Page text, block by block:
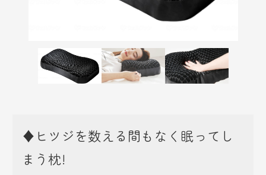
♦ヒツジを数える間もなく眠ってし
まう枕!